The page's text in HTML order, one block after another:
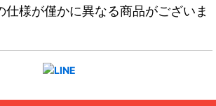
仕様が僅かに異なる商品がございま